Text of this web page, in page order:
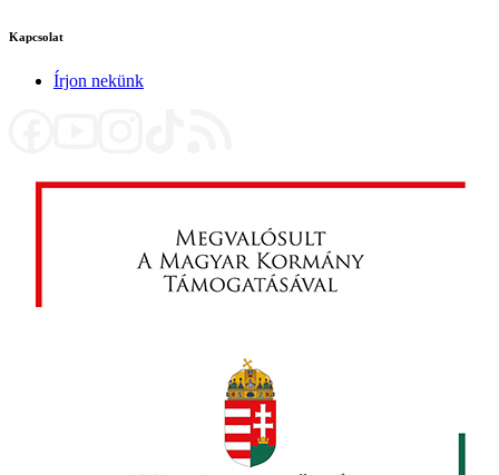
Kapcsolat
Írjon nekünk